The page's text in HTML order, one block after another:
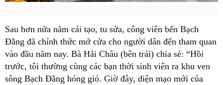
Sau hơn nửa năm cải tạo, tu sửa, công viên bến Bạch
Đằng đã chính thức mở cửa cho người dân đến tham quan
vào đầu năm nay. Bà Hải Châu (bên trái) chia sẻ: “Hồi
trước, tôi thường cùng các bạn thời sinh viên ra khu ven
sông Bạch Đằng hóng gió. Giờ đây, diện mạo mới của